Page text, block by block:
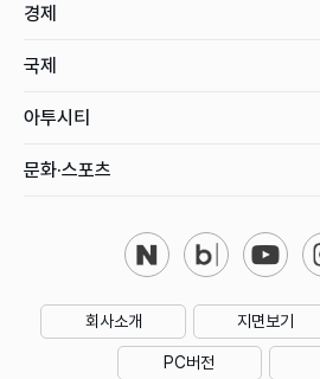
경제
국제
아투시티
문화·스포츠
회사소개 지면보기
PC버전